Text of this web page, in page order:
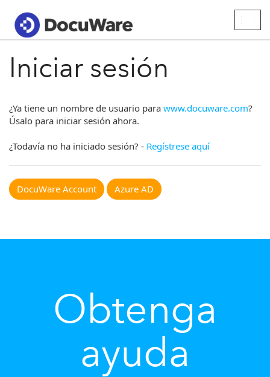
Iniciar sesión
¿Ya tiene un nombre de usuario para www.docuware.com?
Úsalo para iniciar sesión ahora.
¿Todavía no ha iniciado sesión? - Regístrese aquí
DocuWare Account Azure AD
Obtenga
ayuda